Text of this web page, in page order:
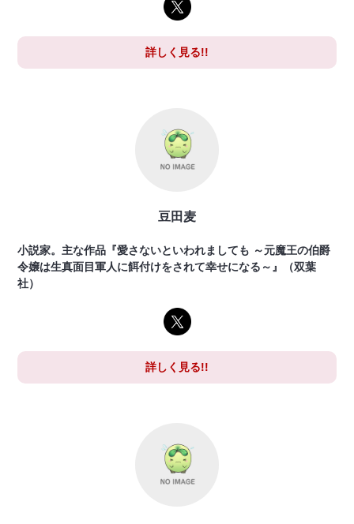
詳しく見る!!
豆田麦
小説家。主な作品『愛さないといわれましても ～元魔王の伯爵
令嬢は生真面目軍人に餌付けをされて幸せになる～』（双葉
社）
詳しく見る!!